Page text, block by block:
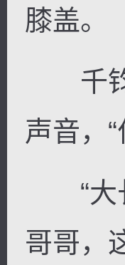
膝盖。
千钧
声音，
“大长
哥哥，